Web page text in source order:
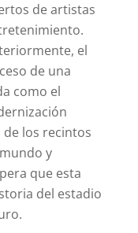
de artistas
el
de una
como el
los recintos
y
que esta
del estadio